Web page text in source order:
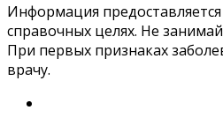
Информация
справочных целях. Не
При первых признаках
врачу.